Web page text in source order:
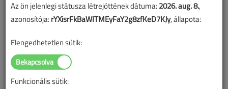
Az ön jelenlegi státusza létrejöttének dátuma:2026. aug. 8.,
azonosítója:rYXisrFkBaWITMEyFaY2g8zfKeD7KJy, állapota:
Elengedhetetlen sütik:
Funkcionális sütik: